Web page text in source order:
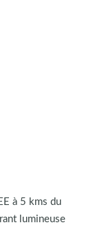
à 5 kms du
lumineuse